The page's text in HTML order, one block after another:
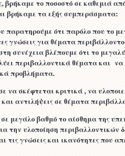
το ποσοστό σε καθεμιά από
βρήκαμε τα εξής συμπεράσματα:
παρατηρούμε ότι παρόλο που το
γνώσεις για θέματα
συνέχεια βλέπουμε ότι το
περιβαλλοντικά θέματα και
προβλήματα.
να σκέφτεται κριτικά , να
αντιλήψεις σε θέματα
μεγάλο βαθμό το αίσθημα της
την υλοποίηση περιβαλλοντικών
τις γνώσεις και ικανότητες που